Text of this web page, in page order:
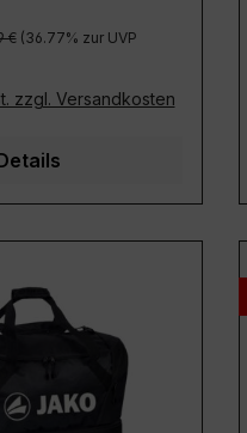
Preis:
€ (36.77% zur UVP
zzgl. Versandkosten